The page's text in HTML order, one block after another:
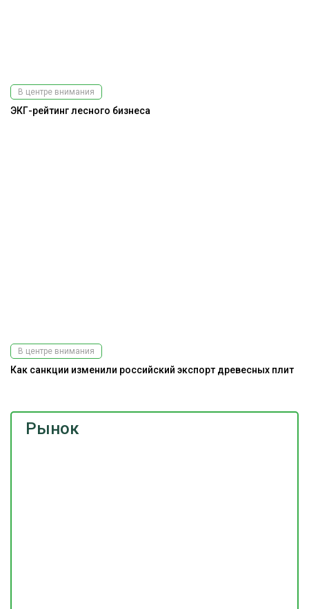
Рынок
В центре внимания
ЭКГ-рейтинг лесного бизнеса
В центре внимания
Как санкции изменили российский экспорт древесных плит